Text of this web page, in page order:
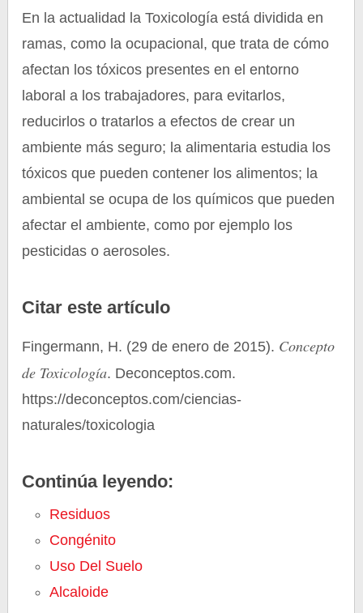
En la actualidad la Toxicología está dividida en
ramas, como la ocupacional, que trata de cómo
afectan los tóxicos presentes en el entorno
laboral a los trabajadores, para evitarlos,
reducirlos o tratarlos a efectos de crear un
ambiente más seguro; la alimentaria estudia los
tóxicos que pueden contener los alimentos; la
ambiental se ocupa de los químicos que pueden
afectar el ambiente, como por ejemplo los
pesticidas o aerosoles.
Citar este artículo
Fingermann, H. (29 de enero de 2015). Concepto
de Toxicología. Deconceptos.com.
https://deconceptos.com/ciencias-
naturales/toxicologia
Continúa leyendo:
Residuos
Congénito
Uso Del Suelo
Alcaloide